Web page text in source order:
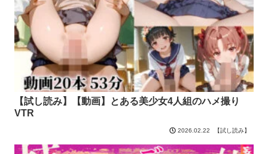
【試し読み】【動画】とある美少女4人組のハメ撮り
VTR
2026.02.22 【試し読み】